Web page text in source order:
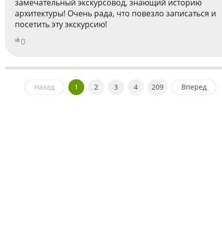
замечательный экскурсовод, знающий историю
архитектуры! Очень рада, что повезло записаться и
посетить эту экскурсию!
0
Назад 1 2 3 4 209 Вперед